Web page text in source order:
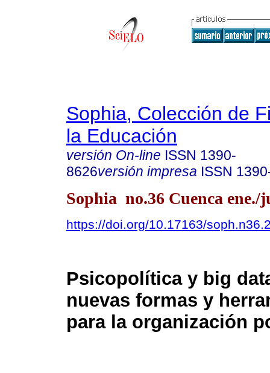
Sophia, Colección de
la Educación
versión On-line ISSN 1390-
8626versión impresa ISSN
Sophia no.36 Cuenca ene./
https://doi.org/10.17163/
Psicopolítica y big
nuevas formas y
para la organización